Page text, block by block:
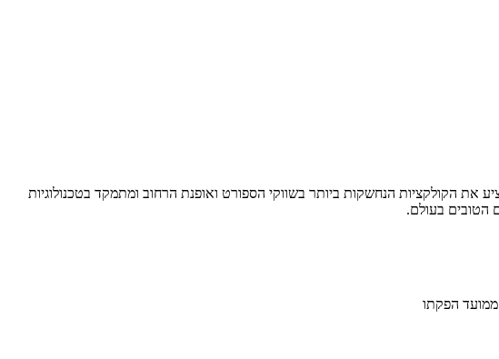
את הקולקציות הנחשקות ביותר בשווקי הספורט ואופנת הרחוב ומתמקד בטכנולוגיות
הטובים בעולם.